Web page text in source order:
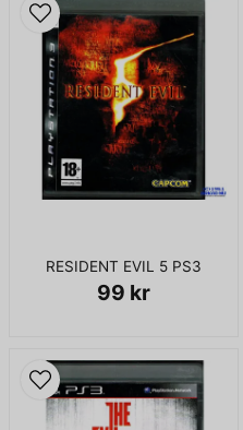
RESIDENT EVIL 5 PS3
99 kr